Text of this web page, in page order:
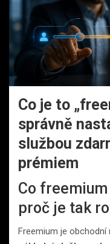
Co je to
správně
službou
prémiem
Co
proč je tak
Freemium je obchodní